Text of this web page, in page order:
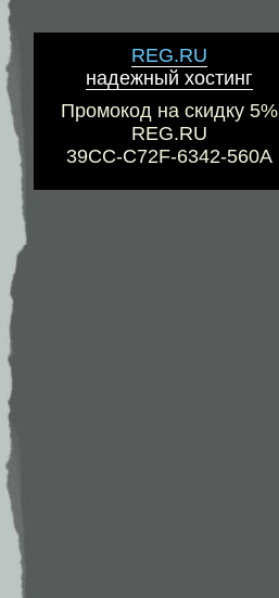
REG.RU
надежный хостинг
Промокод на скидку 5%
REG.RU
39CC-C72F-6342-560A